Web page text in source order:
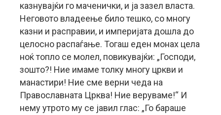
казнувајќи го маченички, и ја зазел власта.
Неговото владеење било тешко, со многу
казни и расправии, и империјата дошла до
целосно распаѓање. Тогаш еден монах цела
ноќ топло се молел, повикувајќи: „Господи,
зошто?! Ние имаме толку многу цркви и
манастири! Ние сме верни чеда на
Православната Црква! Ние веруваме!“ И
нему утрото му се јавил глас: „Го бараше